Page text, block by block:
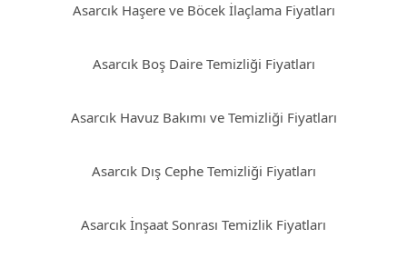
Asarcık Haşere ve Böcek İlaçlama Fiyatları
Asarcık Boş Daire Temizliği Fiyatları
Asarcık Havuz Bakımı ve Temizliği Fiyatları
Asarcık Dış Cephe Temizliği Fiyatları
Asarcık İnşaat Sonrası Temizlik Fiyatları